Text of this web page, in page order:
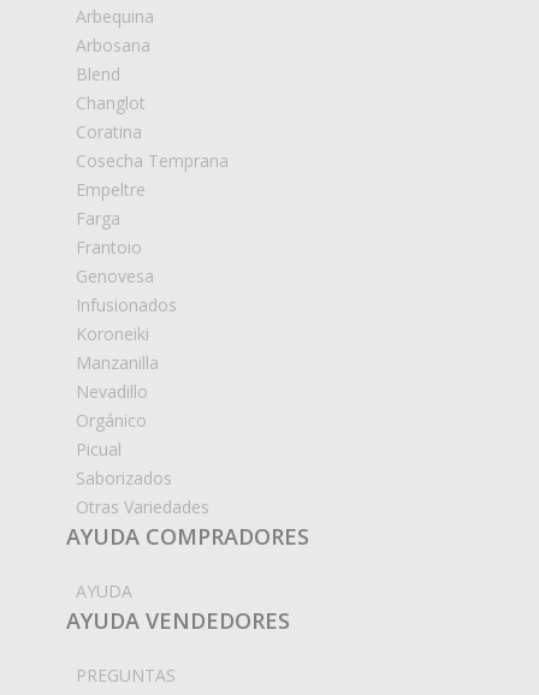
Arbequina
Arbosana
Blend
Changlot
Coratina
Cosecha Temprana
Empeltre
Farga
Frantoio
Genovesa
Infusionados
Koroneiki
Manzanilla
Nevadillo
Orgánico
Picual
Saborizados
Otras Variedades
AYUDA COMPRADORES
AYUDA
AYUDA VENDEDORES
PREGUNTAS